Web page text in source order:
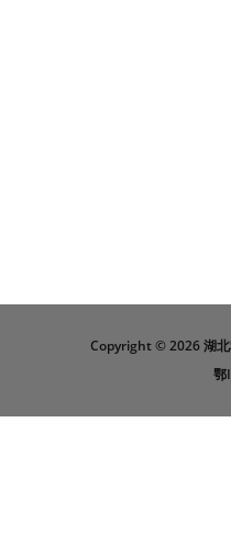
Copyright ©2026 湖
鄂